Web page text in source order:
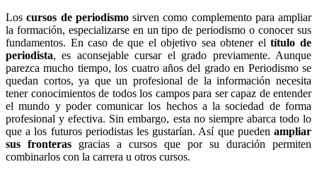
Loscursos de periodismosirven como complemento para ampliar
la formación, especializarse en un tipo de periodismo o conocer sus
fundamentos. En caso de que el objetivo sea obtener eltítulo de
periodista, es aconsejable cursar el grado previamente. Aunque
parezca mucho tiempo, los cuatro años del grado en Periodismo se
quedan cortos, ya que un profesional de la información necesita
tener conocimientos de todos los campos para ser capaz de entender
el mundo y poder comunicar los hechos a la sociedad de forma
profesional y efectiva. Sin embargo, esta no siempre abarca todo lo
que a los futuros periodistas les gustarían. Así que pueden ampliar
sus fronteras gracias a cursos que por su duración permiten
combinarlos con la carrera u otros cursos.